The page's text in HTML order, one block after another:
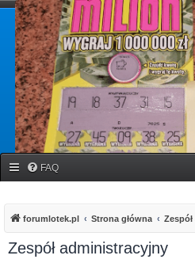
forumlotek.pl
Forum gier liczbowych
FAQ
forumlotek.pl Strona główna
Zespół administracyjny